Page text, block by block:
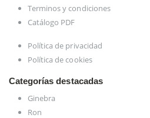
Terminos y condiciones
Catálogo PDF
Política de privacidad
Política de cookies
Categorías destacadas
Ginebra
Ron